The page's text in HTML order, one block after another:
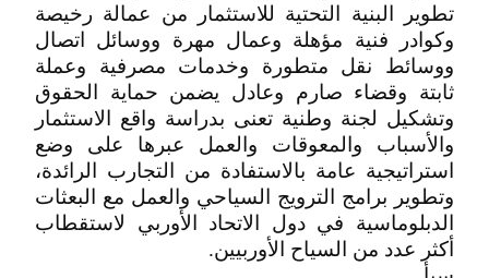
تطوير البنية التحتية للاستثمار من عمالة رخيصة
وكوادر فنية مؤهلة وعمال مهرة ووسائل اتصال
ووسائط نقل متطورة وخدمات مصرفية وعملة
ثابتة وقضاء صارم وعادل يضمن حماية الحقوق
وتشكيل لجنة وطنية تعنى بدراسة واقع الاستثمار
والأسباب والمعوقات والعمل عبرها على وضع
استراتيجية عامة بالاستفادة من التجارب الرائدة،
وتطوير برامج الترويج السياحي والعمل مع البعثات
الدبلوماسية في دول الاتحاد الأوربي لاستقطاب
أكثر عدد من السياح الأوربيين.